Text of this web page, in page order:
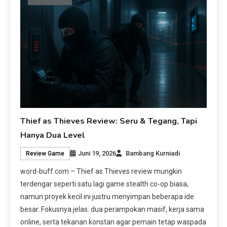
Thief as Thieves Review: Seru & Tegang, Tapi
Hanya Dua Level
Review Game Juni 19, 2026 Bambang Kurniadi
word-buff.com – Thief as Thieves review mungkin
terdengar seperti satu lagi game stealth co-op biasa,
namun proyek kecil ini justru menyimpan beberapa ide
besar. Fokusnya jelas: dua perampokan masif, kerja sama
online, serta tekanan konstan agar pemain tetap waspada